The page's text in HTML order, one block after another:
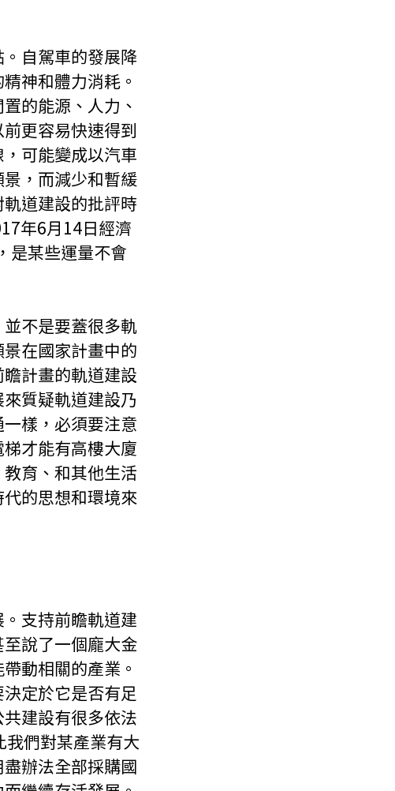
自駕車的發展降
神和體力消耗。
的能源、人力、
更容易快速得到
可能變成以汽車
，而減少和暫緩
道建設的批評時
年6月14日經濟
是某些運量不會
不是要蓋很多軌
在國家計畫中的
計畫的軌道建設
質疑軌道建設乃
樣，必須要注意
才能有高樓大廈
育、和其他生活
的思想和環境來
支持前瞻軌道建
說了一個龐大金
動相關的產業。
定於它是否有足
建設有很多依法
們對某產業有大
辦法全部採購國